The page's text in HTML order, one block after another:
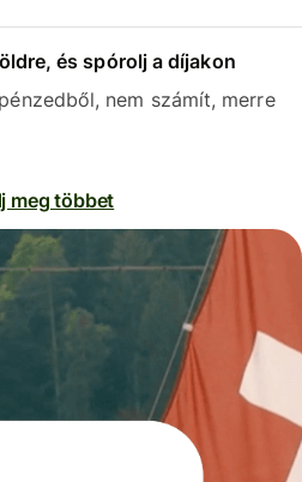
és spórolj a díjakon
nem számít, merre
meg többet